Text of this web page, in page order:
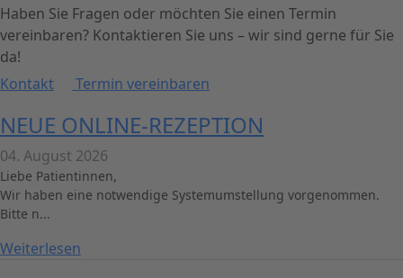
Haben Sie Fragen oder möchten Sie einen Termin
vereinbaren? Kontaktieren Sie uns – wir sind gerne für Sie
da!
Kontakt
Termin vereinbaren
NEUE ONLINE-REZEPTION
04. August 2026
Liebe Patientinnen,
Wir haben eine notwendige Systemumstellung vorgenommen.
Bitte n...
Weiterlesen